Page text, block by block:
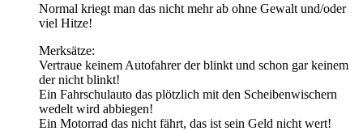
Normal kriegt man das nicht mehr ab ohne Gewalt und/oder
viel Hitze!
Merksätze:
Vertraue keinem Autofahrer der blinkt und schon gar keinem
der nicht blinkt!
Ein Fahrschulauto das plötzlich mit den Scheibenwischern
wedelt wird abbiegen!
Ein Motorrad das nicht fährt, das ist sein Geld nicht wert!